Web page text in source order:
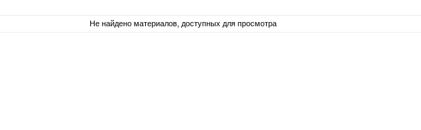
Не найдено материалов, доступных для просмотра